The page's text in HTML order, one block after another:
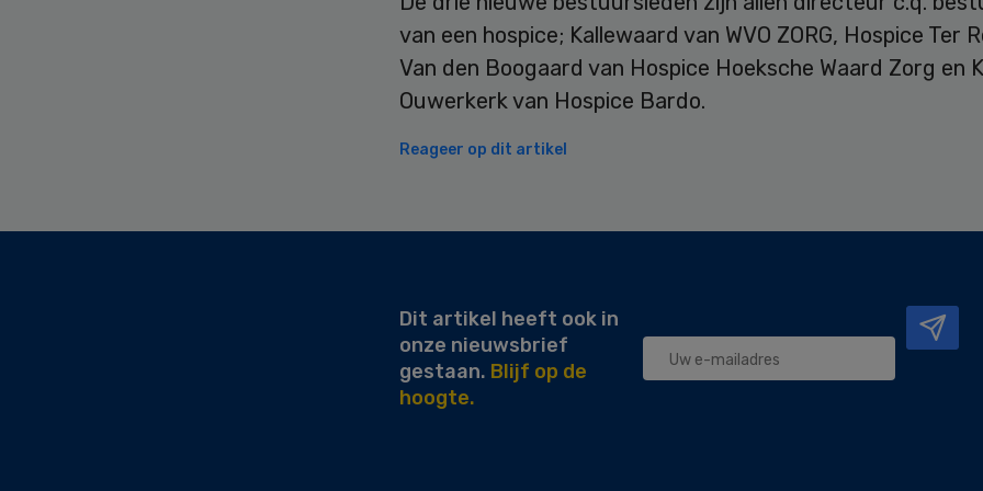
van een hospice; Kallewaard van WVO ZORG, Hospice Ter
Van den Boogaard van Hospice Hoeksche Waard Zorg en
Ouwerkerk van Hospice Bardo.
Reageer op dit artikel
Dit artikel heeft ook in
onze nieuwsbrief
gestaan. Blijf op de
hoogte.